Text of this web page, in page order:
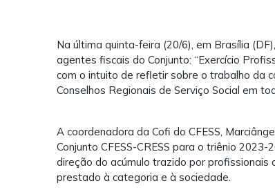
Na última quinta-feira (20/6), em Brasília
agentes fiscais do Conjunto: “Exercício
com o intuito de refletir sobre o trabalho da
Conselhos Regionais de Serviço Social em
A coordenadora da Cofi do CFESS,
Conjunto CFESS-CRESS para o triênio
direção do acúmulo trazido por profissionais
prestado à categoria e à sociedade.